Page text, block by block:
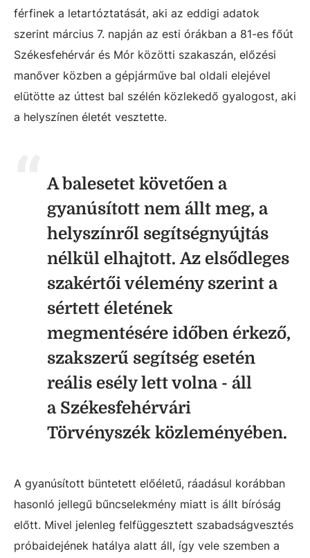
férfinek a letartóztatását, aki az eddigi adatok
szerint március 7. napján az esti órákban a 81-es főút
Székesfehérvár és Mór közötti szakaszán, előzési
manőver közben a gépjárműve bal oldali elejével
elütötte az úttest bal szélén közlekedő gyalogost, aki
a helyszínen életét vesztette.
A balesetet követően a
gyanúsított nem állt meg, a
helyszínről segítségnyújtás
nélkül elhajtott. Az elsődleges
szakértői vélemény szerint a
sértett életének
megmentésére időben érkező,
szakszerű segítség esetén
reális esély lett volna - áll
a Székesfehérvári
Törvényszék közleményében.
A gyanúsított büntetett előéletű, ráadásul korábban
hasonló jellegű bűncselekmény miatt is állt bíróság
előtt. Mivel jelenleg felfüggesztett szabadságvesztés
próbaidejének hatálya alatt áll, így vele szemben a